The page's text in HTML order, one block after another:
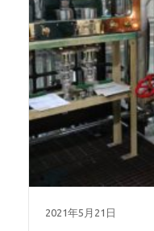
2021年5月21日